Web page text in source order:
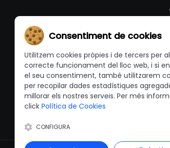
Consentiment de cookies
Utilitzem cookies pròpies i de tercers per al
correcte funcionament del lloc web, i si
el seu consentiment, també utilitzarem
per recopilar dades estadístiques
millorar els nostres serveis. Per més
click Política de Cookies
CONFIGURA